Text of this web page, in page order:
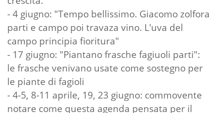
- 4 giugno: "Tempo bellissimo. Giacomo zolfora
parti e campo poi travaza vino. L'uva del
campo principia fioritura"
- 17 giugno: "Piantano frasche fagiuoli parti":
le frasche venivano usate come sostegno per
le piante di fagioli
- 4-5, 8-11 aprile, 19, 23 giugno: commovente
notare come questa agenda pensata per il